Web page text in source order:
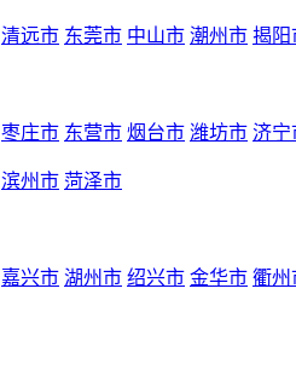
清远市 东莞市 中山市 潮州市 揭阳
枣庄市 东营市 烟台市 潍坊市 济宁
滨州市 菏泽市
嘉兴市 湖州市 绍兴市 金华市 衢州